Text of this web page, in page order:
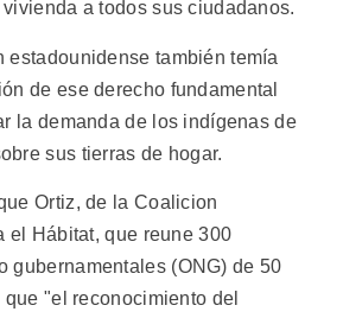
a todos sus ciudadanos.
estadounidense también temía
de ese derecho fundamental
la demanda de los indígenas de
sus tierras de hogar.
Ortiz, de la Coalicion
el Hábitat, que reune 300
gubernamentales (ONG) de 50
"el reconocimiento del